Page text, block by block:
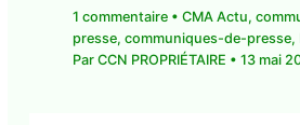
1 commentaire • CMA Actu,
presse, communiques-de-presse,
Par CCN PROPRIÉTAIRE • 13 mai